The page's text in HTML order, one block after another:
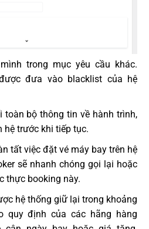
trong mục yêu cầu khác.
đưa vào blacklist của hệ
toàn bộ thông tin về hành trình,
hệ trước khi tiếp tục.
tất việc đặt vé máy bay trên hệ
sẽ nhanh chóng gọi lại hoặc
thực booking này.
hệ thống giữ lại trong khoảng
quy định của các hãng hàng